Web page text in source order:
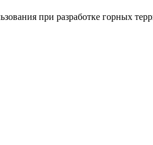
при разработке горных